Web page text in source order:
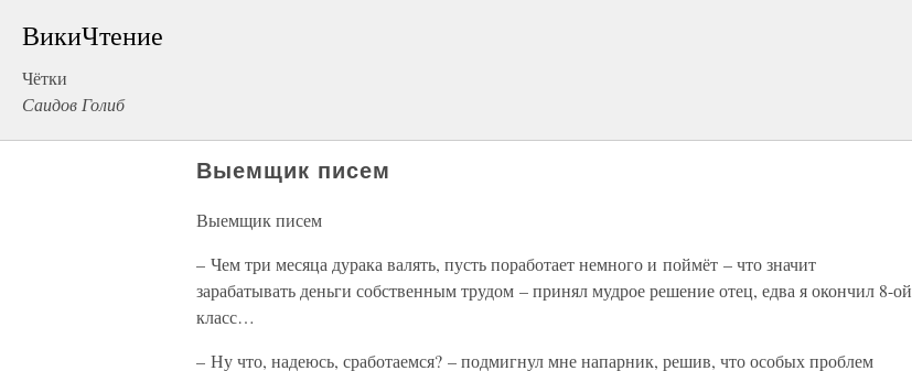
ВикиЧтение
Чётки
Саидов Голиб
Выемщик писем
Выемщик писем
– Чем три месяца дурака валять, пусть поработает немного и поймёт – что значит
зарабатывать деньги собственным трудом – принял мудрое решение отец, едва я окончил 8-ой
класс…
– Ну что, надеюсь, сработаемся? – подмигнул мне напарник, решив, что особых проблем